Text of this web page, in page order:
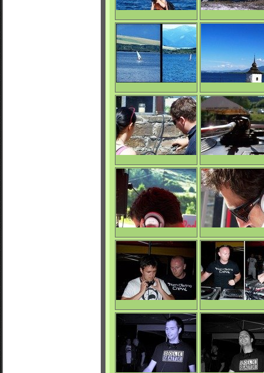
La Mara Beat
0/3778
La Mara Beat
0/3767
La Mara Beat
La Mara Beat
0/3751
La Mara Beat
Datel
0/4146
Datel
Drahosh & Gala
0/4063
Gala